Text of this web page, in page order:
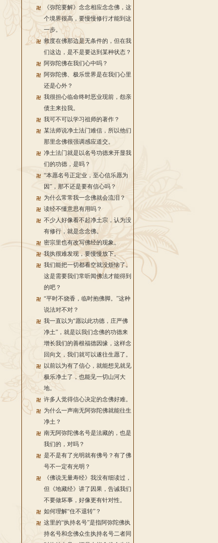
《弥陀要解》念念相应念念佛，这
个境界很高，要慢慢修行才能到这
一步。
救度在佛那边是无条件的，但在我
们这边，是不是要达到某种状态？
阿弥陀佛在我们心中吗？
阿弥陀佛、极乐世界是在我们心里
还是心外？
我很担心临命终时恶业现前，怨亲
债主来拉我。
我可不可以学习祖师的著作？
某法师说净土法门难信，所以他们
那里念佛很强调感应道交。
净土法门就是以名号功德来开显我
们的功德，是吗？
“本愿名号正定业，至心信乐愿为
因”，那不还是要有信心吗？
为什么常常我一念佛就会流泪？
读经不懂意思有用吗？
不少人好像看不起净土宗，认为没
有修行，就是念念佛。
密宗里也有改写佛经的现象。
我执很难发现，要慢慢放下。
我们能把一切都看空就没烦恼了。
这是需要我们常听闻佛法才能得到
的吧？
“平时不烧香，临时抱佛脚。”这种
说法对不对？
我一直以为“愿以此功德，庄严佛
净土”，就是以我们念佛的功德来
增长我们的善根福德因缘，这样念
回向文，我们就可以遂往生愿了。
以前以为有了信心，就能想见就见
极乐净土了，也能见一切山河大
地。
许多人觉得信心决定的念佛好难。
为什么一声南无阿弥陀佛就能往生
净土？
南无阿弥陀佛名号是法藏的，也是
我们的，对吗？
是不是有了光明就有佛号？有了佛
号不一定有光明？
《佛说无量寿经》我没有细读过，
但《地藏经》讲了因果，告诫我们
不要做坏事，好像更有针对性。
如何理解“住不退转”？
这里的“执持名号”是指阿弥陀佛执
持名号和念佛众生执持名号二者同